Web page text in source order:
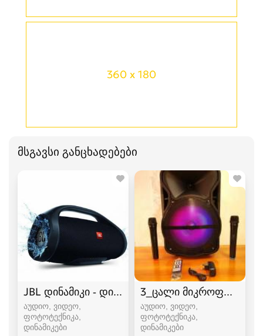
360 x 180
მსგავსი განცხადებები
JBL დინამიკი - დიდი ვერსია
აუდიო, ვიდეო,
ფოტოტექნიკა,
დინამიკები
3_ცალი
აუდიო, ვიდეო,
ფოტოტექნიკა,
დინამიკები